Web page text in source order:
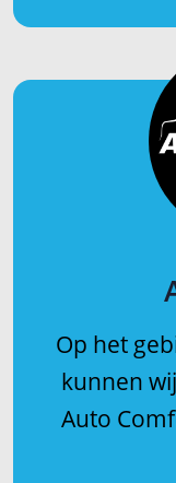
Op het
kunnen
Auto